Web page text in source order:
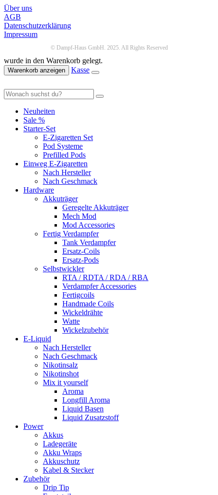
Über uns
AGB
Datenschutzerklärung
Impressum
© Dampf-Haus GmbH. 2025. All Rights Reserved
wurde in den Warenkorb gelegt.
Warenkorb anzeigen Kasse
Neuheiten
Sale %
Starter-Set
E-Zigaretten Set
Pod Systeme
Prefilled Pods
Einweg E-Zigaretten
Nach Hersteller
Nach Geschmack
Hardware
Akkuträger
Geregelte Akkuträger
Mech Mod
Mod Accessories
Fertig Verdampfer
Tank Verdampfer
Ersatz-Coils
Ersatz-Pods
Selbstwickler
RTA / RDTA / RDA / RBA
Verdampfer Accessories
Fertigcoils
Handmade Coils
Wickeldrähte
Watte
Wickelzubehör
E-Liquid
Nach Hersteller
Nach Geschmack
Nikotinsalz
Nikotinshot
Mix it yourself
Aroma
Longfill Aroma
Liquid Basen
Liquid Zusatzstoff
Power
Akkus
Ladegeräte
Akku Wraps
Akkuschutz
Kabel & Stecker
Zubehör
Drip Tip